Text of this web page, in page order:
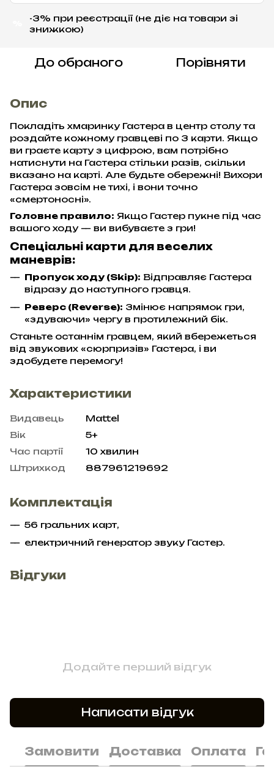
-3% при реєстрації (не діє на товари зі
знижкою)
До обраного Порівняти
Опис
Покладіть хмаринку Гастера в центр столу та
роздайте кожному гравцеві по 3 карти. Якщо
ви граєте карту з цифрою, вам потрібно
натиснути на Гастера стільки разів, скільки
вказано на карті. Але будьте обережні! Вихори
Гастера зовсім не тихі, і вони точно
«смертоносні».
Головне правило: Якщо Гастер пукне під час
вашого ходу — ви вибуваєте з гри!
Спеціальні карти для веселих
маневрів:
Пропуск ходу (Skip): Відправляє Гастера
відразу до наступного гравця.
Реверс (Reverse): Змінює напрямок гри,
«здуваючи» чергу в протилежний бік.
Станьте останнім гравцем, який вбережеться
від звукових «сюрпризів» Гастера, і ви
здобудете перемогу!
Характеристики
Видавець
Mattel
Вік
5+
Час партії
10 хвилин
Штрихкод
887961219692
Комплектація
56 гральних карт,
електричний генератор звуку Гастер.
Відгуки
Додайте перший відгук
Написати відгук
Замовити Доставка Оплата